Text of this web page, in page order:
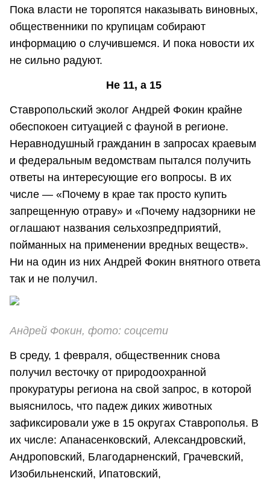
Пока власти не торопятся наказывать виновных,
общественники по крупицам собирают
информацию о случившемся. И пока новости их
не сильно радуют.
Не 11, а 15
Ставропольский эколог Андрей Фокин крайне
обеспокоен ситуацией с фауной в регионе.
Неравнодушный гражданин в запросах краевым
и федеральным ведомствам пытался получить
ответы на интересующие его вопросы. В их
числе — «Почему в крае так просто купить
запрещенную отраву» и «Почему надзорники не
оглашают названия сельхозпредприятий,
пойманных на применении вредных веществ».
Ни на один из них Андрей Фокин внятного ответа
так и не получил.
Андрей Фокин, фото: соцсети
В среду, 1 февраля, общественник снова
получил весточку от природоохранной
прокуратуры региона на свой запрос, в которой
выяснилось, что падеж диких животных
зафиксировали уже в 15 округах Ставрополья. В
их числе: Апанасенковский, Александровский,
Андроповский, Благодарненский, Грачевский,
Изобильненский, Ипатовский,